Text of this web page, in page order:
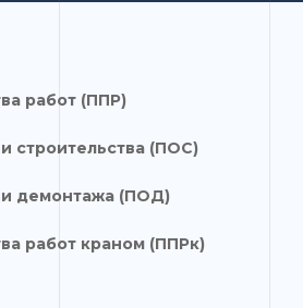
работ (ППР)
строительства (ПОС)
демонтажа (ПОД)
работ краном (ППРк)